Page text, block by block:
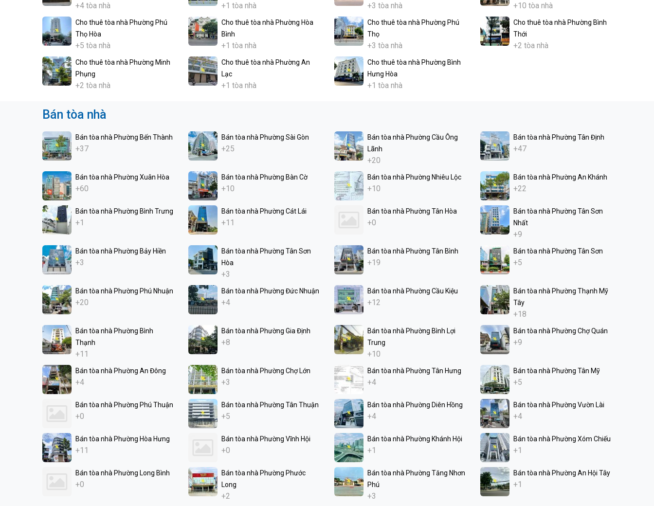
+4 tòa nhà +1 tòa nhà +3 tòa nhà +10 tòa nhà
Cho thuê tòa nhà Phường Phú
Thọ Hòa
+5 tòa nhà
Cho thuê tòa nhà Phường Hòa
Bình
+1 tòa nhà
Cho thuê tòa nhà Phường Phú
Thọ
+3 tòa nhà
Cho thuê tòa nhà Phường Bình
Thới
+2 tòa nhà
Cho thuê tòa nhà Phường Minh
Phụng
+2 tòa nhà
Cho thuê tòa nhà Phường An
Lạc
+1 tòa nhà
Cho thuê tòa nhà Phường Bình
Hưng Hòa
+1 tòa nhà
Bán tòa nhà
Bán tòa nhà Phường Bến Thành
+37
Bán tòa nhà Phường Sài Gòn
+25
Bán tòa nhà Phường Cầu Ông
Lãnh
+20
Bán tòa nhà Phường Tân Định
+47
Bán tòa nhà Phường Xuân Hòa
+60
Bán tòa nhà Phường Bàn Cờ
+10
Bán tòa nhà Phường Nhiêu Lộc
+10
Bán tòa nhà Phường An Khánh
+22
Bán tòa nhà Phường Bình Trưng
+1
Bán tòa nhà Phường Cát Lái
+11
Bán tòa nhà Phường Tân Hòa
+0
Bán tòa nhà Phường Tân Sơn
Nhất
+9
Bán tòa nhà Phường Bảy Hiền
+3
Bán tòa nhà Phường Tân Sơn
Hòa
+3
Bán tòa nhà Phường Tân Bình
+19
Bán tòa nhà Phường Tân Sơn
+5
Bán tòa nhà Phường Phú Nhuận
+20
Bán tòa nhà Phường Đức Nhuận
+4
Bán tòa nhà Phường Cầu Kiệu
+12
Bán tòa nhà Phường Thạnh Mỹ
Tây
+18
Bán tòa nhà Phường Bình
Thạnh
+11
Bán tòa nhà Phường Gia Định
+8
Bán tòa nhà Phường Bình Lợi
Trung
+10
Bán tòa nhà Phường Chợ Quán
+9
Bán tòa nhà Phường An Đông
+4
Bán tòa nhà Phường Chợ Lớn
+3
Bán tòa nhà Phường Tân Hưng
+4
Bán tòa nhà Phường Tân Mỹ
+5
Bán tòa nhà Phường Phú Thuận
+0
Bán tòa nhà Phường Tân Thuận
+5
Bán tòa nhà Phường Diên Hồng
+4
Bán tòa nhà Phường Vườn Lài
+4
Bán tòa nhà Phường Hòa Hưng
+11
Bán tòa nhà Phường Vĩnh Hội
+0
Bán tòa nhà Phường Khánh Hội
+1
Bán tòa nhà Phường Xóm Chiếu
+1
Bán tòa nhà Phường Long Bình
+0
Bán tòa nhà Phường Phước
Long
+2
Bán tòa nhà Phường Tăng Nhơn
Phú
+3
Bán tòa nhà Phường An Hội Tây
+1